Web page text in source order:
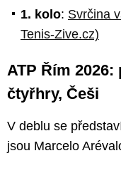
1. kolo: Svrčina
Tenis-Zive.cz)
ATP Řím
čtyřhry, Češi
V deblu se
jsou Marcelo